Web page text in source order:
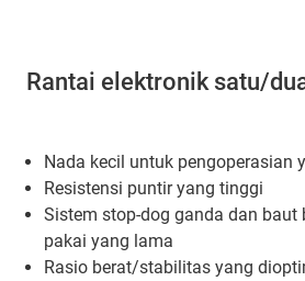
Rantai elektronik satu/
Nada kecil untuk pengoperasian
Resistensi puntir yang tinggi
Sistem stop-dog ganda dan baut
pakai yang lama
Rasio berat/stabilitas yang